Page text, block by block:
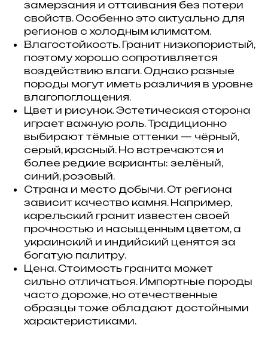
замерзания и оттаивания без потери
свойств. Особенно это актуально для
регионов с холодным климатом.
Влагостойкость. Гранит низкопористый,
поэтому хорошо сопротивляется
воздействию влаги. Однако разные
породы могут иметь различия в уровне
влагопоглощения.
Цвет и рисунок. Эстетическая сторона
играет важную роль. Традиционно
выбирают тёмные оттенки — чёрный,
серый, красный. Но встречаются и
более редкие варианты: зелёный,
синий, розовый.
Страна и место добычи. От региона
зависит качество камня. Например,
карельский гранит известен своей
прочностью и насыщенным цветом, а
украинский и индийский ценятся за
богатую палитру.
Цена. Стоимость гранита может
сильно отличаться. Импортные породы
часто дороже, но отечественные
образцы тоже обладают достойными
характеристиками.